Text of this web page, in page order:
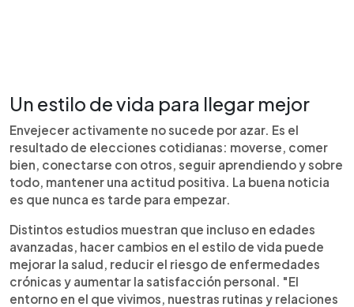
Un estilo de vida para llegar mejor
Envejecer activamente no sucede por azar. Es el
resultado de elecciones cotidianas: moverse, comer
bien, conectarse con otros, seguir aprendiendo y sobre
todo, mantener una actitud positiva. La buena noticia
es que nunca es tarde para empezar.
Distintos estudios muestran que incluso en edades
avanzadas, hacer cambios en el estilo de vida puede
mejorar la salud, reducir el riesgo de enfermedades
crónicas y aumentar la satisfacción personal. "El
entorno en el que vivimos, nuestras rutinas y relaciones